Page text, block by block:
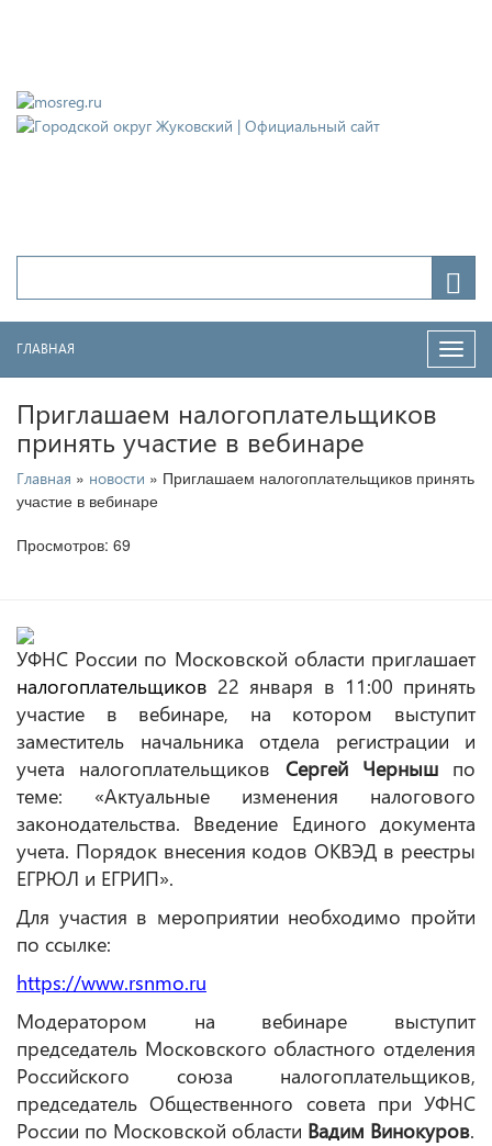
ГЛАВНАЯ
Приглашаем налогоплательщиков
принять участие в вебинаре
Главная » новости » Приглашаем налогоплательщиков принять
участие в вебинаре
Просмотров: 69
УФНС России по Московской области приглашает
налогоплательщиков 22 января в 11:00 принять
участие в вебинаре, на котором выступит
заместитель начальника отдела регистрации и
учета налогоплательщиков Сергей Черныш по
теме: «Актуальные изменения налогового
законодательства. Введение Единого документа
учета. Порядок внесения кодов ОКВЭД в реестры
ЕГРЮЛ и ЕГРИП».
Для участия в мероприятии необходимо пройти
по ссылке:
https://www.rsnmo.ru
Модератором на вебинаре выступит
председатель Московского областного отделения
Российского союза налогоплательщиков,
председатель Общественного совета при УФНС
России по Московской области Вадим Винокуров.